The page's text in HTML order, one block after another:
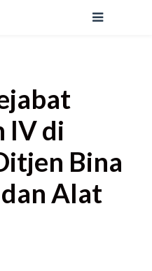
IV di
Bina
Alat